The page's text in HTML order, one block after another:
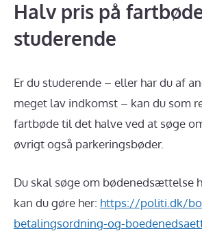
Halv pris på
studerende
Er du studerende – eller har du af
meget lav indkomst – kan du som
fartbøde til det halve ved at søge
øvrigt også parkeringsbøder.
Du skal søge om bødenedsættelse
kan du gøre her: https://politi.dk/
betalingsordning-og-